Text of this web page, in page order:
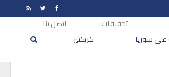
سوريا
تحقيقات
كريكتير
اتصل بنا